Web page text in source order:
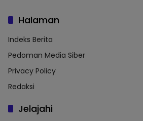
Halaman
Indeks Berita
Pedoman Media Siber
Privacy Policy
Redaksi
Jelajahi